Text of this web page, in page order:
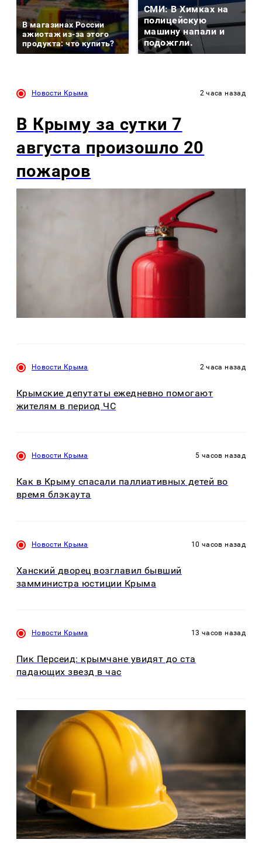
В магазинах России
ажиотаж из-за этого
продукта: что купить?
СМИ: В Химках на
полицейскую
машину напали и
подожгли.
Новости Крыма 2 часа назад
В Крыму за сутки 7
августа произошло 20
пожаров
Новости Крыма 2 часа назад
Крымские депутаты ежедневно помогают
жителям в период ЧС
Новости Крыма 5 часов назад
Как в Крыму спасали паллиативных детей во
время блэкаута
Новости Крыма 10 часов назад
Ханский дворец возглавил бывший
замминистра юстиции Крыма
Новости Крыма 13 часов назад
Пик Персеид: крымчане увидят до ста
падающих звезд в час